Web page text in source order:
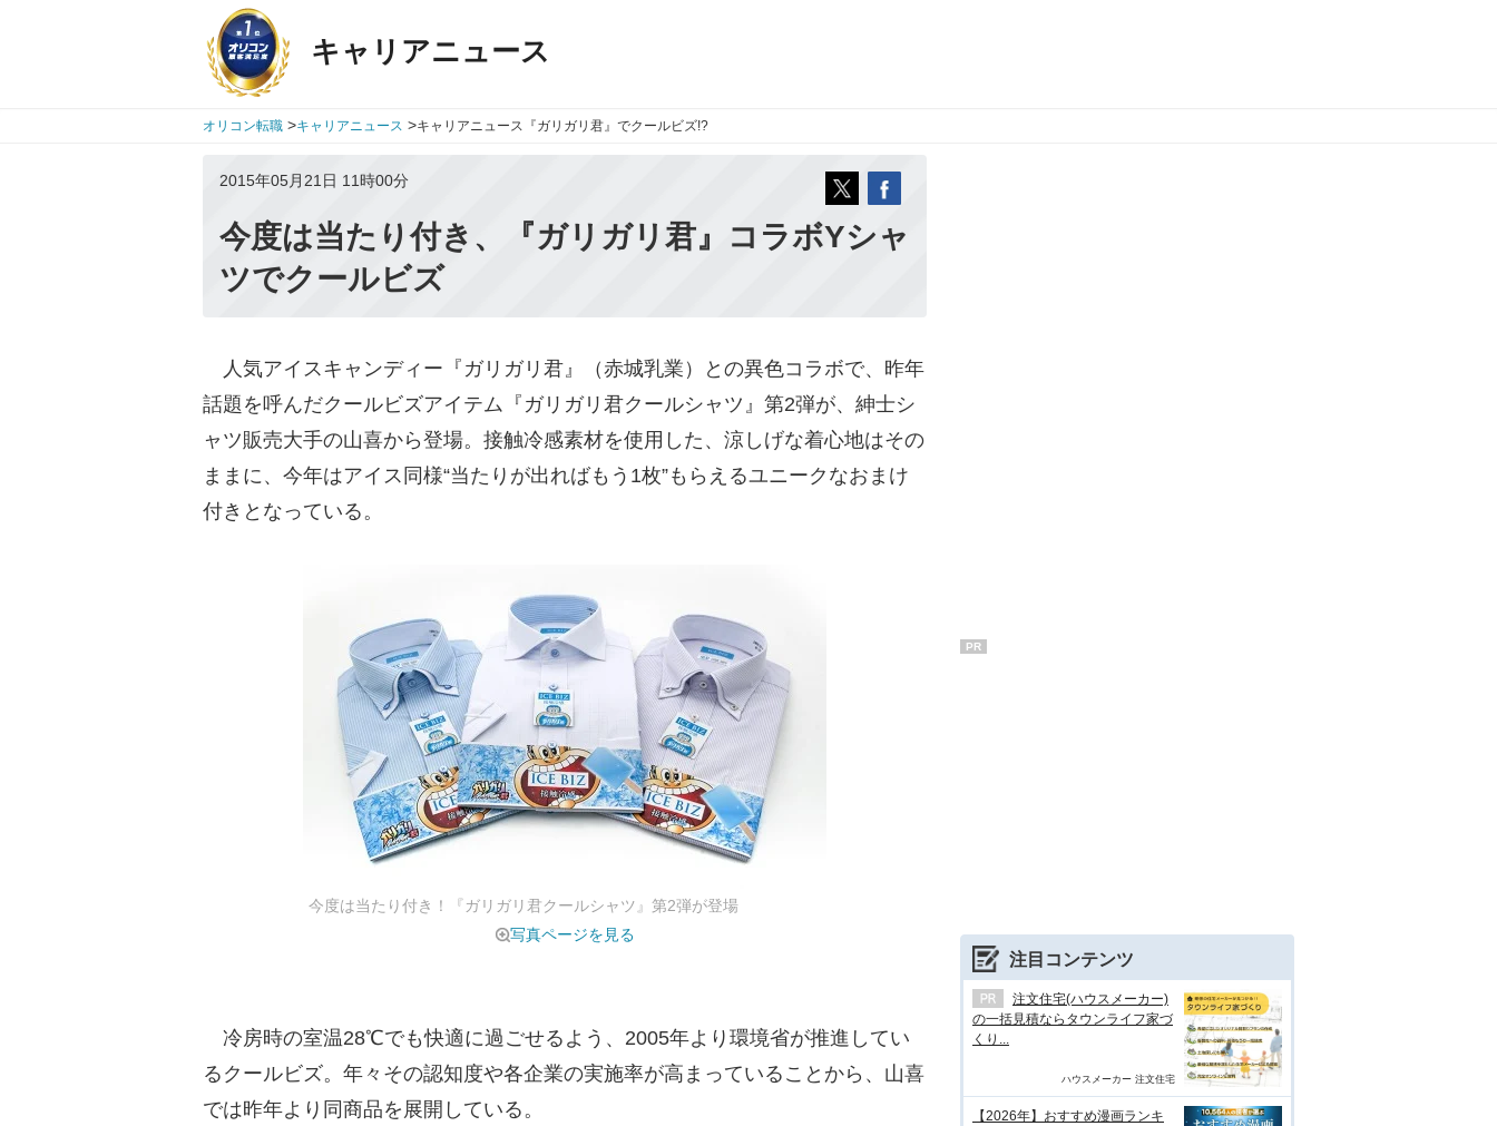
キャリアニュース
オリコン転職 >キャリアニュース >キャリアニュース 『ガリガリ君』でクールビズ!?
2015年05月21日 11時00分
今度は当たり付き、『ガリガリ君』コラボYシャ
ツでクールビズ
人気アイスキャンディー『ガリガリ君』（赤城乳業）との異色コラボで、昨年
話題を呼んだクールビズアイテム『ガリガリ君クールシャツ』第2弾が、紳士シ
ャツ販売大手の山喜から登場。接触冷感素材を使用した、涼しげな着心地はその
ままに、今年はアイス同様“当たりが出ればもう1枚”もらえるユニークなおまけ
付きとなっている。
今度は当たり付き！『ガリガリ君クールシャツ』第2弾が登場
写真ページを見る
冷房時の室温28℃でも快適に過ごせるよう、2005年より環境省が推進してい
るクールビズ。年々その認知度や各企業の実施率が高まっていることから、山喜
では昨年より同商品を展開している。
PR
注目コンテンツ
注文住宅(ハウスメーカー)
の一括見積ならタウンライフ家づ
くり...
ハウスメーカー 注文住宅
【2026年】おすすめ漫画ランキ